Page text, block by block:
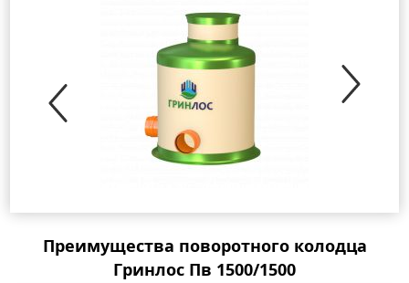
Преимущества поворотного колодца
Гринлос Пв 1500/1500